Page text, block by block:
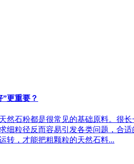
更重要？
然石粉都是很常见的基础原料。很
细粒径反而容易引发各类问题，合
转，才能把粗颗粒的天然石料...